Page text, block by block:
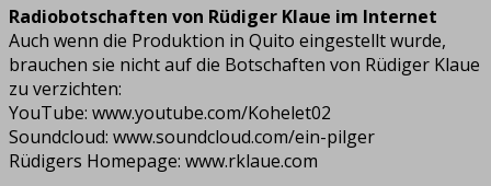
Radiobotschaften von Rüdiger Klaue im Internet
Auch wenn die Produktion in Quito eingestellt wurde,
brauchen sie nicht auf die Botschaften von Rüdiger Klaue
zu verzichten:
YouTube: www.youtube.com/Kohelet02
Soundcloud: www.soundcloud.com/ein-pilger
Rüdigers Homepage: www.rklaue.com